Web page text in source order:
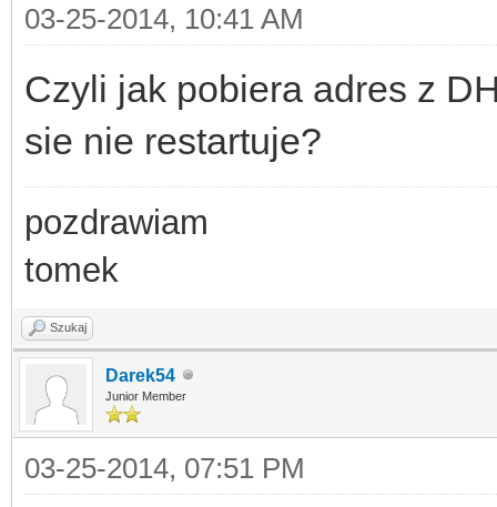
03-25-2014, 10:41 AM
Czyli jak pobiera adres z
sie nie restartuje?
pozdrawiam
tomek
Szukaj
Darek54
Junior Member
03-25-2014, 07:51 PM